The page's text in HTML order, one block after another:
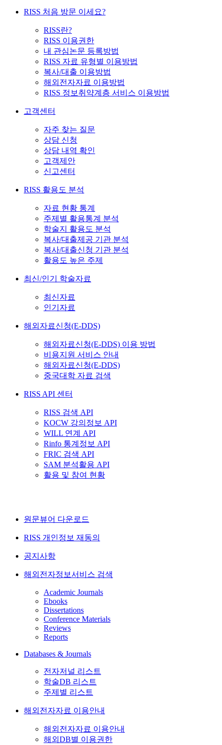
RISS 처음 방문 이세요?
RISS란?
RISS 이용권한
내 관심논문 등록방법
RISS 자료 유형별 이용방법
복사/대출 이용방법
해외전자자료 이용방법
RISS 정보취약계층 서비스 이용방법
고객센터
자주 찾는 질문
상담 신청
상담 내역 확인
고객제안
신고센터
RISS 활용도 분석
자료 현황 통계
주제별 활용통계 분석
학술지 활용도 분석
복사/대출제공 기관 분석
복사/대출신청 기관 분석
활용도 높은 주제
최신/인기 학술자료
최신자료
인기자료
해외자료신청(E-DDS)
해외자료신청(E-DDS) 이용 방법
비용지원 서비스 안내
해외자료신청(E-DDS)
중국대학 자료 검색
RISS API 센터
RISS 검색 API
KOCW 강의정보 API
WILL 연계 API
Rinfo 통계정보 API
FRIC 검색 API
SAM 분석활용 API
활용 및 참여 현황
원문뷰어 다운로드
RISS 개인정보 재동의
공지사항
해외전자정보서비스 검색
Academic Journals
Ebooks
Dissertations
Conference Materials
Reviews
Reports
Databases & Journals
전자저널 리스트
학술DB 리스트
주제별 리스트
해외전자자료 이용안내
해외전자자료 이용안내
해외DB별 이용권한